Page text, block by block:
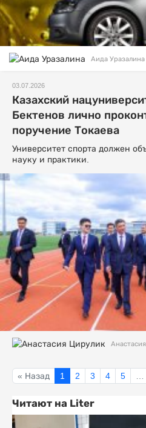
Аида Уразалина
03.07.2026
Казахский
Бектенов лично
поручение Токаева
Университет спорта должен
науку и практики.
« Назад 1 2 3 4 5 …
Читают на Liter